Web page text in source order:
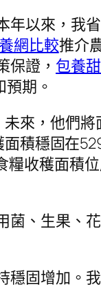
以來，我
網比較推介
保證， 包養
期。
來，他們
積穩固在
糧收穫面積
、生果、
固增加。